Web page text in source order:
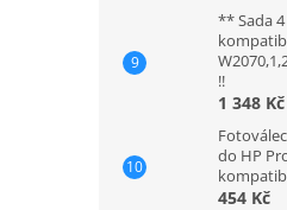
** Sada
!!
1 348 Kč
do HP
454 Kč